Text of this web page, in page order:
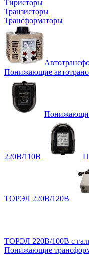
Тиристоры
Транзисторы
Трансформаторы
Понижающие
220В/110В
ТОРЭЛ 220В/120В
ТОРЭЛ 220В/100В с
Понижающие